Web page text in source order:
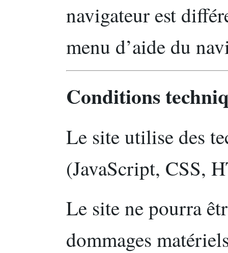
navigateur est
menu d’aide du
Conditions
Le site utilise des
(JavaScript, CSS,
Le site ne pourra
dommages